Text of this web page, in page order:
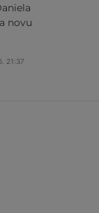
novu
21:37